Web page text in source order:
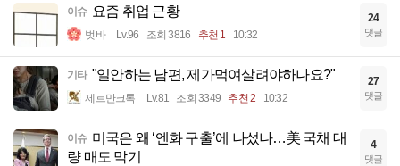
이슈 요즘 취업 근황
벗바 Lv.96 조회 3816 추천 1 10:32
24
댓글
기타 "일안하는 남편, 제가먹여살려야하나요?"
제르만크록 Lv.81 조회 3349 추천 2 10:32
27
댓글
이슈 미국은 왜 ‘엔화 구출’에 나섰나…美 국채 대
량 매도 막기
4
댓글